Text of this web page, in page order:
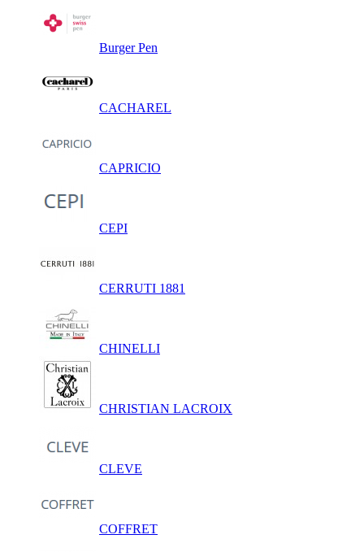
Burger Pen
CACHAREL
CAPRICIO
CEPI
CERRUTI 1881
CHINELLI
CHRISTIAN LACROIX
CLEVE
COFFRET